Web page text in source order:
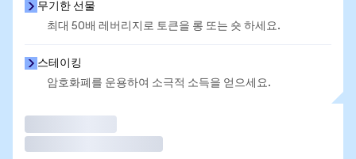
무기한 선물
최대 50배 레버리지로 토큰을 롱 또는 숏 하세요.
스테이킹
암호화폐를 운용하여 소극적 소득을 얻으세요.